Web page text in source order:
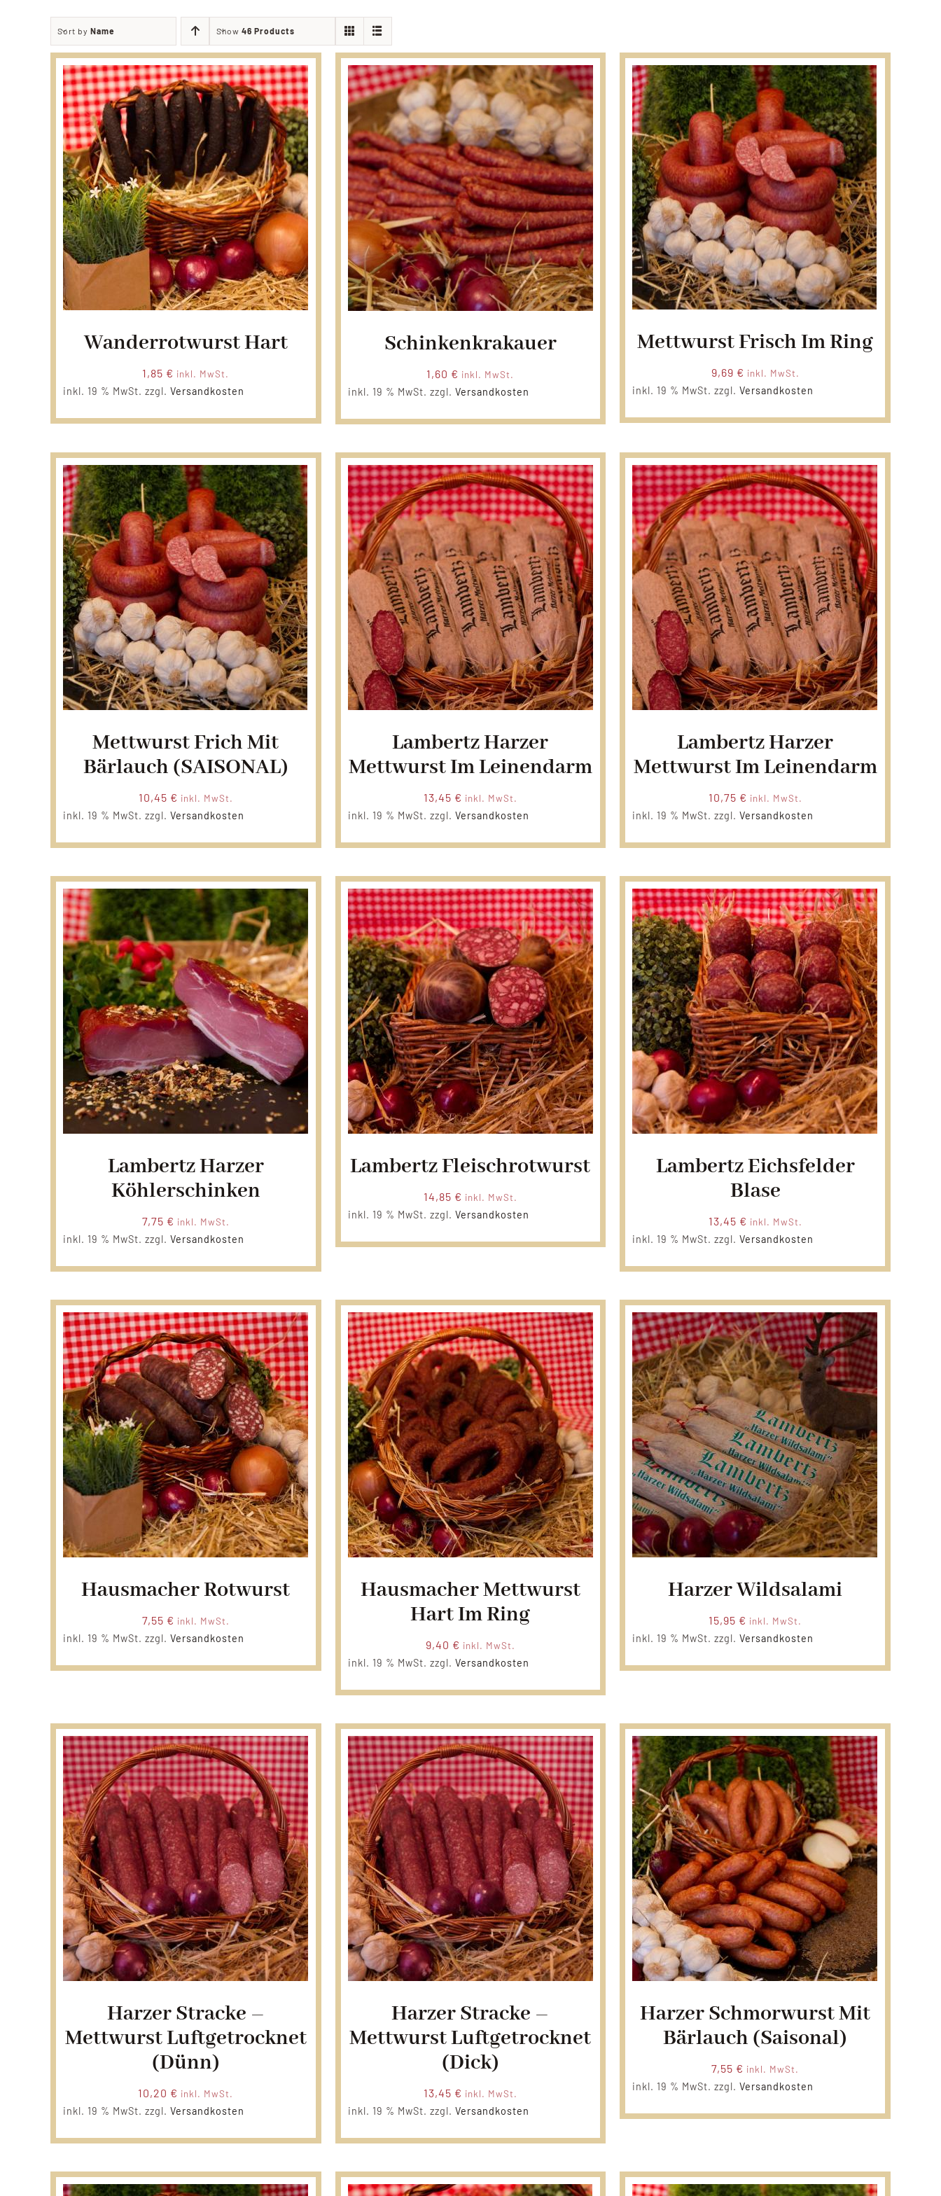
Sort by Name Show 46 Products
Wanderrotwurst Hart
1,85 € inkl. MwSt.
inkl. 19 % MwSt. zzgl. Versandkosten
Schinkenkrakauer
1,60 € inkl. MwSt.
inkl. 19 % MwSt. zzgl. Versandkosten
Mettwurst Frisch Im Ring
9,69 € inkl. MwSt.
inkl. 19 % MwSt. zzgl.Versandkosten
Mettwurst Frich Mit
Bärlauch (SAISONAL)
10,45 € inkl. MwSt.
inkl. 19 % MwSt. zzgl. Versandkosten
Lambertz Harzer
Mettwurst Im Leinendarm
13,45 € inkl. MwSt.
inkl. 19 % MwSt. zzgl. Versandkosten
Lambertz Harzer
Mettwurst Im Leinendarm
10,75 € inkl. MwSt.
inkl. 19 % MwSt. zzgl.Versandkosten
Lambertz Harzer
Köhlerschinken
7,75 € inkl. MwSt.
inkl. 19 % MwSt. zzgl. Versandkosten
Lambertz Fleischrotwurst
14,85 € inkl. MwSt.
inkl. 19 % MwSt. zzgl. Versandkosten
Lambertz Eichsfelder
Blase
13,45 € inkl. MwSt.
inkl. 19 % MwSt. zzgl.Versandkosten
Hausmacher Rotwurst
7,55 € inkl. MwSt.
inkl. 19 % MwSt. zzgl. Versandkosten
Hausmacher Mettwurst
Hart Im Ring
9,40 € inkl. MwSt.
inkl. 19 % MwSt. zzgl. Versandkosten
Harzer Wildsalami
15,95 € inkl. MwSt.
inkl. 19 % MwSt. zzgl.Versandkosten
Harzer Stracke –
Mettwurst Luftgetrocknet
(dünn)
10,20 € inkl. MwSt.
inkl. 19 % MwSt. zzgl. Versandkosten
Harzer Stracke –
Mettwurst Luftgetrocknet
(dick)
13,45 € inkl. MwSt.
inkl. 19 % MwSt. zzgl. Versandkosten
Harzer Schmorwurst Mit
Bärlauch (Saisonal)
7,55 € inkl. MwSt.
inkl. 19 % MwSt. zzgl.Versandkosten